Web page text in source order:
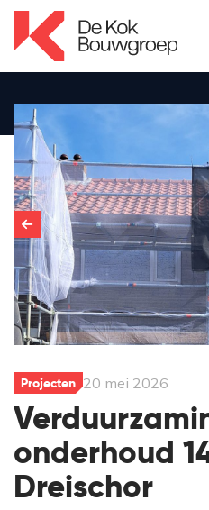
Projecten 20 mei 2026
onderhoud
Dreischor